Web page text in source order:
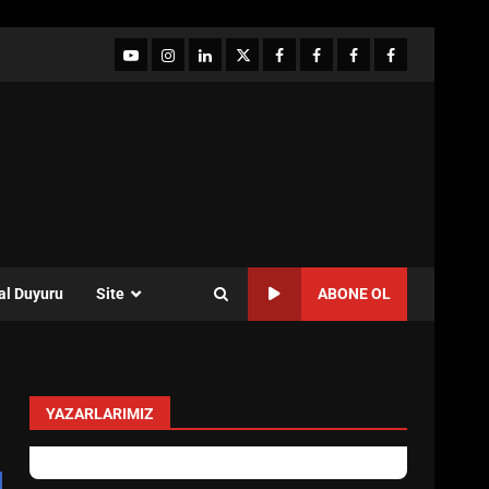
YouTubeInstagram
LinkedIntwitterfacebook-Facebook-
Facebook-Facebook-
Duyuru Site ABONE OL
YAZARLARIMIZ